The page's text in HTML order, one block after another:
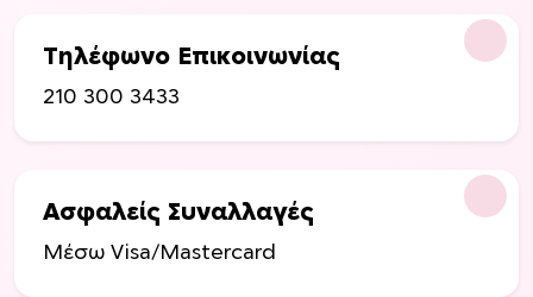
Τηλέφωνο Επικοινωνίας
210 300 3433
Ασφαλείς Συναλλαγές
Μέσω Visa/Mastercard